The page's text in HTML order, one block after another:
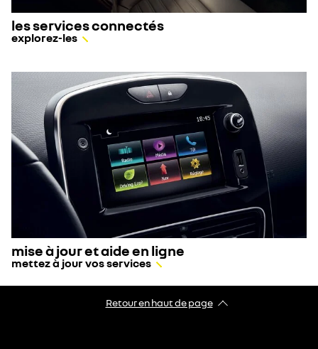
les services connectés
explorez-les
mise à jour et aide en ligne
mettez à jour vos services
Retour en haut de page